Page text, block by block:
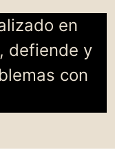
en
defiende y
con